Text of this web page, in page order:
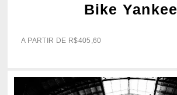
Bike Yankee
A PARTIR DE R$405,60